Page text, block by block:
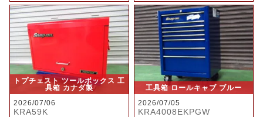
トプチェスト ツールボックス 工
具箱 カナダ製
2026/07/06
KRA59K
工具箱 ロールキャブ ブルー
2026/07/05
KRA4008EKPGW